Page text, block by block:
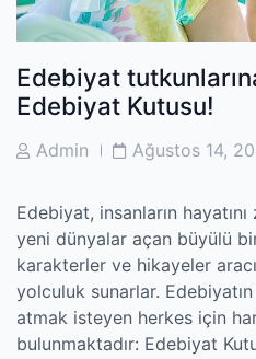
Edebiyat
Edebiyat Kutusu!
PostAdmin
PostAğustos 14,
Edebiyat, insanların
yeni dünyalar açan büyülü
karakterler ve hikayeler
yolculuk sunarlar.
atmak isteyen herkes için
bulunmaktadır: Edebiyat